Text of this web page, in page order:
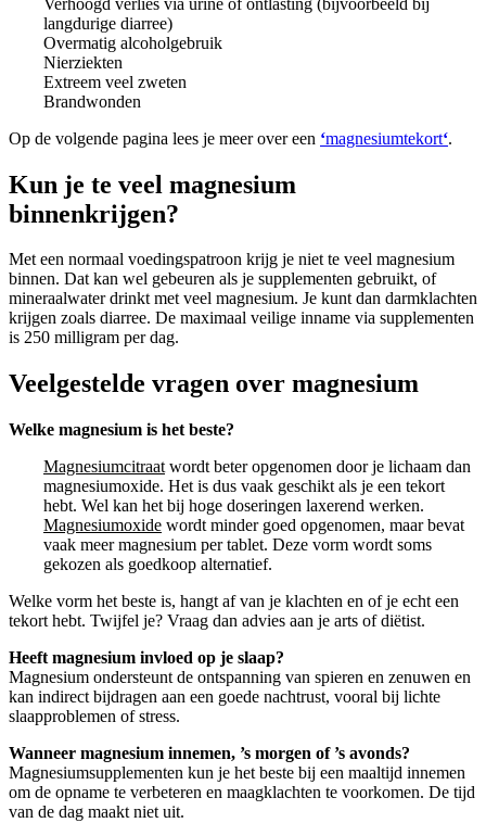
langdurige diarree)
Overmatig alcoholgebruik
Nierziekten
Extreem veel zweten
Brandwonden
Op de volgende pagina lees je meer over een ‘magnesiumtekort‘.
Kun je te veel magnesium
binnenkrijgen?
Met een normaal voedingspatroon krijg je niet te veel magnesium
binnen. Dat kan wel gebeuren als je supplementen gebruikt, of
mineraalwater drinkt met veel magnesium. Je kunt dan darmklachten
krijgen zoals diarree. De maximaal veilige inname via supplementen
is 250 milligram per dag.
Veelgestelde vragen over magnesium
Welke magnesium is het beste?
Magnesiumcitraat wordt beter opgenomen door je lichaam dan
magnesiumoxide. Het is dus vaak geschikt als je een tekort
hebt. Wel kan het bij hoge doseringen laxerend werken.
Magnesiumoxide wordt minder goed opgenomen, maar bevat
vaak meer magnesium per tablet. Deze vorm wordt soms
gekozen als goedkoop alternatief.
Welke vorm het beste is, hangt af van je klachten en of je echt een
tekort hebt. Twijfel je? Vraag dan advies aan je arts of diëtist.
Heeft magnesium invloed op je slaap?
Magnesium ondersteunt de ontspanning van spieren en zenuwen en
kan indirect bijdragen aan een goede nachtrust, vooral bij lichte
slaapproblemen of stress.
Wanneer magnesium innemen, ’s morgen of ’s avonds?
Magnesiumsupplementen kun je het beste bij een maaltijd innemen
om de opname te verbeteren en maagklachten te voorkomen. De tijd
van de dag maakt niet uit.